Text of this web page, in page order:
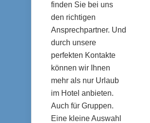
finden Sie bei uns
den richtigen
Ansprechpartner. Und
durch unsere
perfekten Kontakte
können wir Ihnen
mehr als nur Urlaub
im Hotel anbieten.
Auch für Gruppen.
Eine kleine Auswahl